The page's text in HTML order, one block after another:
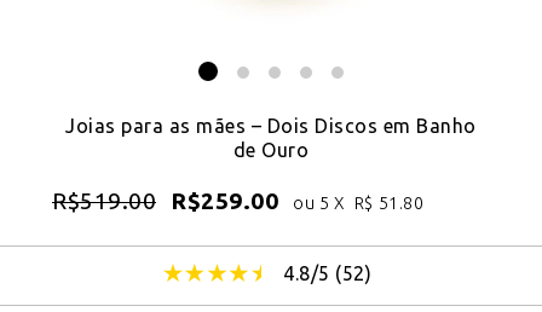
Joias para as mães – Dois Discos em Banho
de Ouro
R$519.00 R$259.00 ou 5 X R$ 51.80
4.8/5 (52)